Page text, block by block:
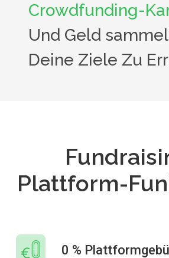
Crowdfunding-
Und Geld
Deine Ziele Zu
Plattform-
0 %